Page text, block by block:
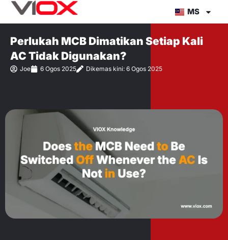
Lompat
MS
Perlukah MCB Dimatikan Setiap Kali
AC Tidak Digunakan?
Joe 6 Ogos 2025 Dikemas kini: 6 Ogos 2025